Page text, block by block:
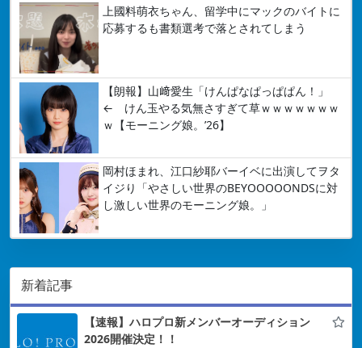
上國料萌衣ちゃん、留学中にマックのバイトに
応募するも書類選考で落とされてしまう
【朗報】山﨑愛生「けんぱなぱっぱぱん！」
← けん玉やる気無さすぎて草ｗｗｗｗｗｗｗ
ｗ【モーニング娘。’26】
岡村ほまれ、江口紗耶バーイベに出演してヲタ
イジり「やさしい世界のBEYOOOOONDSに対
し激しい世界のモーニング娘。」
新着記事
【速報】ハロプロ新メンバーオーディション
2026開催決定！！